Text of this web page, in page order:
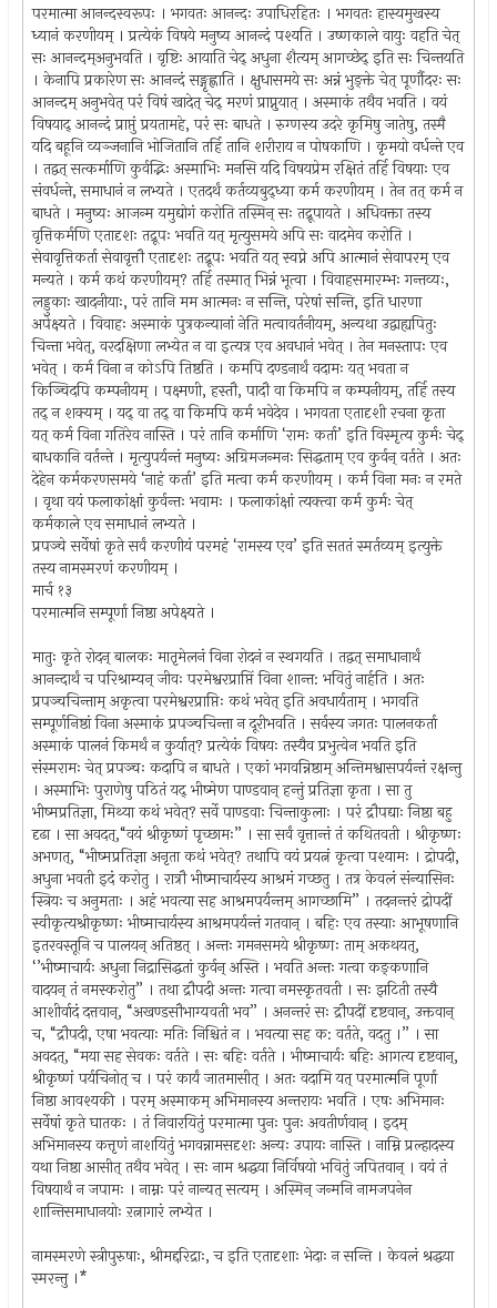
परमात्मा आनन्दस्वरूपः । भगवतः आनन्दः उपाधिरहितः । भगवतः हास्यमुखस्य
ध्यानं करणीयम् । प्रत्येकं विषये मनुष्य आनन्दं पश्यति । उष्णकाले वायुः वहति चेत्
सः आनन्दम्अनुभवति । वृष्टिः आयाति चेद् अधुना शैत्यम् आगच्छेद् इति सः चिन्तयति
। केनापि प्रकारेण सः आनन्दं सङ्गृह्णाति । क्षुधासमये सः अन्नं भुङ्क्ते चेत् पूर्णौदरः सः
आनन्दम् अनुभवेत् परं विषं खादेत् चेद् मरणं प्राप्नुयात् । अस्माकं तथैव भवति । वयं
विषयाद् आनन्दं प्राप्तुं प्रयतामहे, परं सः बाधते । रुग्णस्य उदरे कृमिषु जातेषु, तस्मै
यदि बहूनि व्यञ्जनानि भोजितानि तर्हि तानि शरीराय न पोषकाणि । कृमयो वर्धन्ते एव
। तद्वत् सत्कर्माणि कुर्वद्भिः अस्माभिः मनसि यदि विषयप्रेम रक्षितं तर्हि विषयाः एव
संवर्धन्ते, समाधानं न लभ्यते । एतदर्थं कर्तव्यबुद्ध्या कर्म करणीयम् । तेन तत् कर्म न
बाधते । मनुष्यः आजन्म यमुद्योगं करोति तस्मिन् सः तद्रूपायते । अधिवक्ता तस्य
वृत्तिकर्मणि एतादृशः तद्रूपः भवति यत् मृत्युसमये अपि सः वादमेव करोति ।
सेवावृत्तिकर्ता सेवावृत्तौ एतादृशः तद्रूपः भवति यत् स्वप्ने अपि आत्मानं सेवापरम् एव
मन्यते । कर्म कथं करणीयम्? तर्हि तस्मात् भिन्नं भूत्वा । विवाहसमारम्भः गन्तव्यः,
लड्डुकाः खादनीयाः, परं तानि मम आत्मनः न सन्ति, परेषां सन्ति, इति धारणा
अपेक्ष्यते । विवाहः अस्माकं पुत्रकन्यानां नेति मत्वावर्तनीयम्, अन्यथा उद्वाह्यपितुः
चिन्ता भवेत्, वरदक्षिणा लभ्येत न वा इत्यत्र एव अवधानं भवेत् । तेन मनस्तापः एव
भवेत् । कर्म विना न कोऽपि तिष्ठति । कमपि दण्डनार्थं वदामः यत् भवता न
किञ्चिदपि कम्पनीयम् । पक्ष्मणी, हस्तौ, पादौ वा किमपि न कम्पनीयम्, तर्हि तस्य
तद् न शक्यम् । यद् वा तद् वा किमपि कर्म भवेदेव । भगवता एतादृशी रचना कृता
यत् कर्म विना गतिरेव नास्ति । परं तानि कर्माणि ‘रामः कर्ता’ इति विस्मृत्य कुर्मः चेद्
बाधकानि वर्तन्ते । मृत्युपर्यन्तं मनुष्यः अग्रिमजन्मनः सिद्धताम् एव कुर्वन् वर्तते । अतः
देहेन कर्मकरणसमये ‘नाहं कर्ता’ इति मत्वा कर्म करणीयम् । कर्म विना मनः न रमते
। वृथा वयं फलाकांक्षां कुर्वन्तः भवामः । फलाकांक्षां त्यक्त्वा कर्म कुर्मः चेत्
कर्मकाले एव समाधानं लभ्यते ।
प्रपञ्चे सर्वेषां कृते सर्वं करणीयं परमहं ‘रामस्य एव’ इति सततं स्मर्तव्यम् इत्युक्ते
तस्य नामस्मरणं करणीयम् ।
मार्च १३
परमात्मनि सम्पूर्णा निष्ठा अपेक्ष्यते ।
मातुः कृते रोदन् बालकः मातृमेलनं विना रोदनं न स्थगयति । तद्वत् समाधानार्थं
आनन्दार्थं च परिश्राम्यन् जीवः परमेश्वरप्राप्तिं विना शान्त: भवितुं नार्हति । अतः
प्रपञ्चचिन्ताम् अकृत्वा परमेश्वरप्राप्तिः कथं भवेत् इति अवधार्यताम् । भगवति
सम्पूर्णनिष्ठां विना अस्माकं प्रपञ्चचिन्ता न दूरीभवति । सर्वस्य जगतः पालनकर्ता
अस्माकं पालनं किमर्थं न कुर्यात्? प्रत्येकं विषयः तस्यैव प्रभुत्वेन भवति इति
संस्मरामः चेत् प्रपञ्चः कदापि न बाधते । एकां भगवन्निष्ठाम् अन्तिमश्वासपर्यन्तं रक्षन्तु
। अस्माभिः पुराणेषु पठितं यद् भीष्मेण पाण्डवान् हन्तुं प्रतिज्ञा कृता । सा तु
भीष्मप्रतिज्ञा, मिथ्या कथं भवेत्? सर्वे पाण्डवाः चिन्ताकुलाः । परं द्रौपद्याः निष्ठा बहु
दृढा । सा अवदत्,“वयं श्रीकृष्णं पृच्छामः” । सा सर्वं वृत्तान्तं तं कथितवती । श्रीकृष्णः
अभणत्, “भीष्मप्रतिज्ञा अनृता कथं भवेत्? तथापि वयं प्रयत्नं कृत्वा पश्यामः । द्रोपदी,
अधुना भवती इदं करोतु । रात्रौ भीष्माचार्यस्य आश्रमं गच्छतु । तत्र केवलं संन्यासिनः
स्त्रियः च अनुमताः । अहं भवत्या सह आश्रमपर्यन्तम् आगच्छामि” । तदनन्तरं द्रोपदीं
स्वीकृत्यश्रीकृष्णः भीष्माचार्यस्य आश्रमपर्यन्तं गतवान् । बहिः एव तस्याः आभूषणानि
इतरवस्तूनि च पालयन् अतिष्ठत् । अन्तः गमनसमये श्रीकृष्णः ताम् अकथयत्,
‘’भीष्माचार्यः अधुना निद्रासिद्धतां कुर्वन् अस्ति । भवति अन्तः गत्वा कङ्कणानि
वादयन् तं नमस्करोतु” । तथा द्रौपदी अन्तः गत्वा नमस्कृतवती । सः झटिती तस्यै
आशीर्वादं दत्तवान्, “अखण्डसौभाग्यवती भव” । अनन्तरं सः द्रौपदीं दृष्टवान्, उक्तवान्
च, “द्रौपदी, एषा भवत्याः मतिः निश्चितं न । भवत्या सह क: वर्तते, वदतु ।” । सा
अवदत्, “मया सह सेवकः वर्तते । सः बहिः वर्तते । भीष्माचार्यः बहिः आगत्य दृष्टवान्,
श्रीकृष्णं पर्यचिनोत् च । परं कार्यं जातमासीत् । अतः वदामि यत् परमात्मनि पूर्णा
निष्ठा आवश्यकी । परम् अस्माकम् अभिमानस्य अन्तरायः भवति । एषः अभिमानः
सर्वेषां कृते घातकः । तं निवारयितुं परमात्मा पुनः पुनः अवतीर्णवान् । इदम्
अभिमानस्य कत्तृणं नाशयितुं भगवन्नामसदृशः अन्यः उपायः नास्ति । नाम्नि प्रल्हादस्य
यथा निष्ठा आसीत् तथैव भवेत् । सः नाम श्रद्धया निर्विषयो भवितुं जपितवान् । वयं तं
विषयार्थं न जपामः । नाम्नः परं नान्यत् सत्यम् । अस्मिन् जन्मनि नामजपनेन
शान्तिसमाधानयोः ऱत्नागारं लभ्येत ।
नामस्मरणे स्त्रीपुरुषाः, श्रीमद्दरिद्राः, च इति एतादृशाः भेदाः न सन्ति । केवलं श्रद्धया
स्मरन्तु ।*